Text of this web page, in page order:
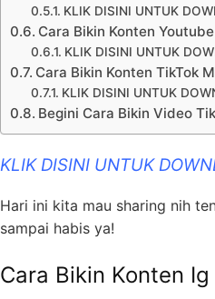
KLIK DISINI UNTUK
Cara Bikin Konten
KLIK DISINI UNTUK
Cara Bikin Konten TikTok
KLIK DISINI UNTUK
Begini Cara Bikin Video
KLIK DISINI UNTUK
Hari ini kita mau sharing nih
sampai habis ya!
Cara Bikin Konten